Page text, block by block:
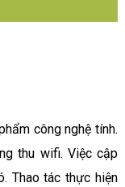
công nghệ tính.
thu wifi. Việc cập
Thao tác thực hiện